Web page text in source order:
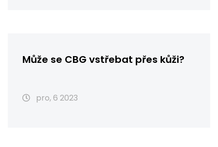
Může se CBG vstřebat přes kůži?
pro, 6 2023